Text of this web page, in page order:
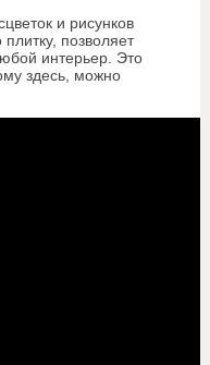
и рисунков
позволяет
интерьер. Это
здесь, можно